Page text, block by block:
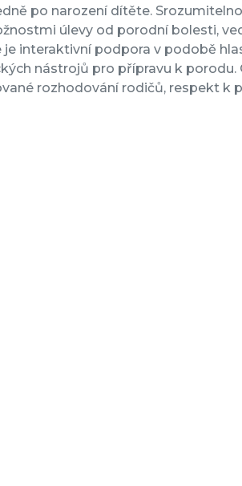
po narození dítěte.
úlevy od porodní bolesti,
je interaktivní podpora v podobě
nástrojů pro přípravu k
rozhodování rodičů, respekt k